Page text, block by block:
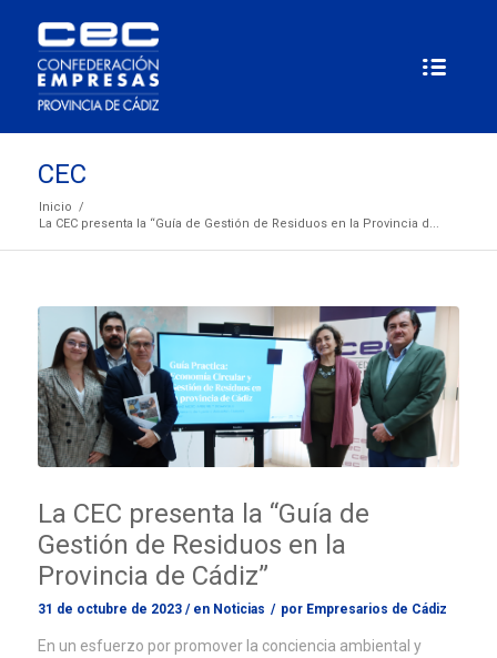
CEC
Inicio /
La CEC presenta la “Guía de Gestión de Residuos en la Provincia d...
La CEC presenta la “Guía de
Gestión de Residuos en la
Provincia de Cádiz”
31 de octubre de 2023/ en Noticias / por Empresarios de Cádiz
En un esfuerzo por promover la conciencia ambiental y